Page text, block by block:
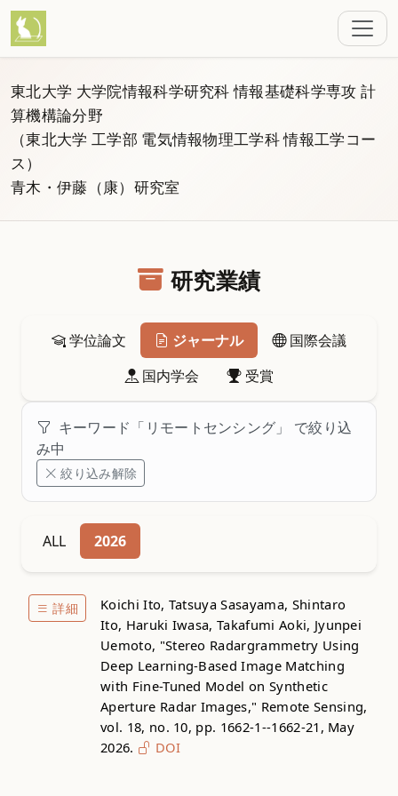
東北大学 大学院情報科学研究科 情報基礎科学専攻 計
算機構論分野
（東北大学 工学部 電気情報物理工学科 情報工学コー
ス）
青木・伊藤（康）研究室
研究業績
学位論文 ジャーナル
国際会議
国内学会
受賞
キーワード「リモートセンシング」 で絞り込
み中
絞り込み解除
ALL 2026
詳細
Koichi Ito, Tatsuya Sasayama, Shintaro
Ito, Haruki Iwasa, Takafumi Aoki, Jyunpei
Uemoto, "Stereo Radargrammetry Using
Deep Learning-Based Image Matching
with Fine-Tuned Model on Synthetic
Aperture Radar Images," Remote Sensing,
vol. 18, no. 10, pp. 1662-1--1662-21, May
2026.
DOI